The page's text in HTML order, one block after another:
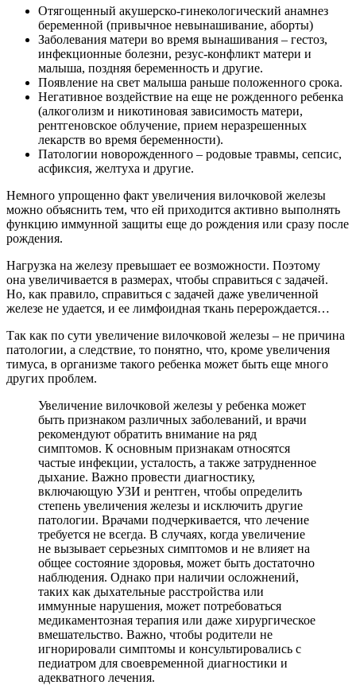
Отягощенный акушерско-гинекологический анамнез
беременной (привычное невынашивание, аборты)
Заболевания матери во время вынашивания – гестоз,
инфекционные болезни, резус-конфликт матери и
малыша, поздняя беременность и другие.
Появление на свет малыша раньше положенного срока.
Негативное воздействие на еще не рожденного ребенка
(алкоголизм и никотиновая зависимость матери,
рентгеновское облучение, прием неразрешенных
лекарств во время беременности).
Патологии новорожденного – родовые травмы, сепсис,
асфиксия, желтуха и другие.
Немного упрощенно факт увеличения вилочковой железы
можно объяснить тем, что ей приходится активно выполнять
функцию иммунной защиты еще до рождения или сразу после
рождения.
Нагрузка на железу превышает ее возможности. Поэтому
она увеличивается в размерах, чтобы справиться с задачей.
Но, как правило, справиться с задачей даже увеличенной
железе не удается, и ее лимфоидная ткань перерождается…
Так как по сути увеличение вилочковой железы – не причина
патологии, а следствие, то понятно, что, кроме увеличения
тимуса, в организме такого ребенка может быть еще много
других проблем.
Увеличение вилочковой железы у ребенка может
быть признаком различных заболеваний, и врачи
рекомендуют обратить внимание на ряд
симптомов. К основным признакам относятся
частые инфекции, усталость, а также затрудненное
дыхание. Важно провести диагностику,
включающую УЗИ и рентген, чтобы определить
степень увеличения железы и исключить другие
патологии. Врачами подчеркивается, что лечение
требуется не всегда. В случаях, когда увеличение
не вызывает серьезных симптомов и не влияет на
общее состояние здоровья, может быть достаточно
наблюдения. Однако при наличии осложнений,
таких как дыхательные расстройства или
иммунные нарушения, может потребоваться
медикаментозная терапия или даже хирургическое
вмешательство. Важно, чтобы родители не
игнорировали симптомы и консультировались с
педиатром для своевременной диагностики и
адекватного лечения.